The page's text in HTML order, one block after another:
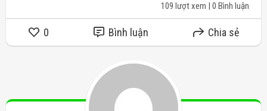
109 lượt xem | 0 Bình luận
0 Bình luận Chia sẻ